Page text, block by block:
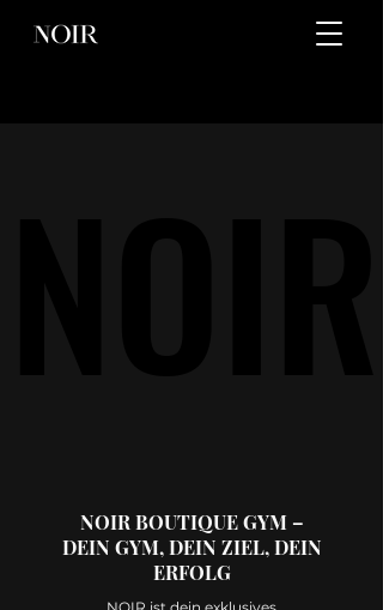
NOIR BOUTIQUE GYM –
DEIN GYM, DEIN ZIEL, DEIN
ERFOLG